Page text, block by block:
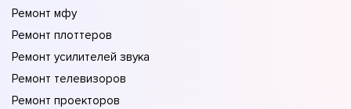
Ремонт мфу
Ремонт плоттеров
Ремонт усилителей звука
Ремонт телевизоров
Ремонт проекторов